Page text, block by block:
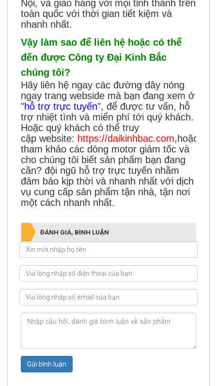
Nội, và giao hàng với mọi tỉnh thành trên
toàn quốc với thời gian tiết kiệm và
nhanh nhất.
Vậy làm sao để liên hệ hoặc có thể
đến được Công ty Đại Kinh Bắc
chúng tôi?
Hãy liên hệ ngay các đường dây nóng
ngay trang webside mà bạn đang xem ở
"hỗ trợ trực tuyến", để được tư vấn, hỗ
trợ nhiệt tình và miển phí tới quý khách.
Hoặc quý khách có thể truy
cập website: https://daikinhbac.com,hoặc:
tham khảo các dòng motor giảm tốc và
cho chúng tôi biết sản phẩm bạn đang
cần? đội ngũ hỗ trợ trực tuyến nhằm
đảm bảo kịp thời và nhanh nhất với dịch
vụ cung cấp sản phẩm tận nhà, tận nơi
một cách nhanh nhất.
ĐÁNH GIÁ, BÌNH LUẬN
Gửi bình luận